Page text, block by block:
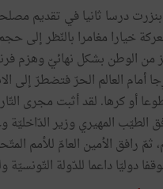
درسا ثانيا في تقديم
خيارا مغامرا بالنّظر إلى
الوطن بشكل نهائيّ وهزم
أمام العالم الحرّ فتضطرّ
أو كرها. لقد أثبت مجرى
الطيّب المهيري وزير
ثمّ رافق الأمين العامّ للأمم
دوليّا داعما للدّولة التّونسيّة